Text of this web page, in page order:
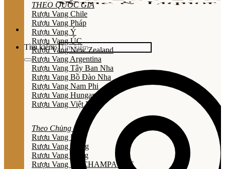
Tìm kiếm:
THEO QUỐC GIA
Rượu Vang Chile
Rượu Vang Pháp
Rượu Vang Ý
Rượu Vang ÚC
Rượu Vang New Zealand
Rượu Vang Argentina
Rượu Vang Tây Ban Nha
Rượu Vang Bồ Đào Nha
Rượu Vang Nam Phi
Rượu Vang Hungary
Rượu Vang Việt Nam
Theo Chủng Loại
Rươu Vang Đỏ
Rươu Vang Trắng
Rươu Vang Hồng
Rượu Vang Nổ/CHAMPAGNE